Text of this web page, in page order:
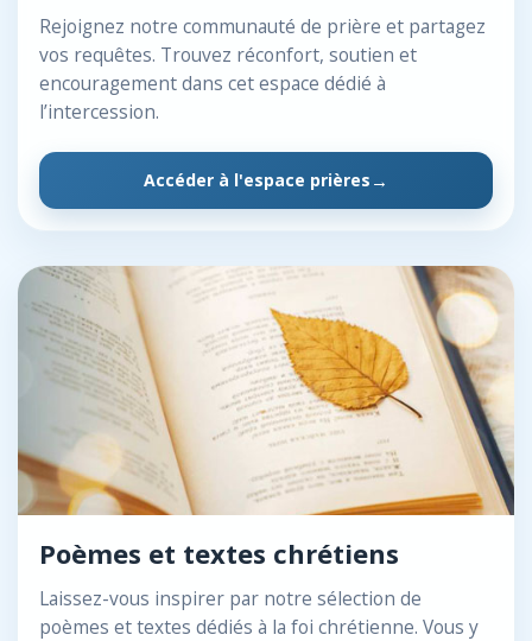
Rejoignez notre communauté de prière et partagez
vos requêtes. Trouvez réconfort, soutien et
encouragement dans cet espace dédié à
l’intercession.
Accéder à l'espace prières
Poèmes et textes chrétiens
Laissez-vous inspirer par notre sélection de
poèmes et textes dédiés à la foi chrétienne. Vous y